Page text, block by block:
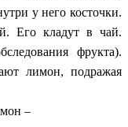
у него косточки.
Его кладут в чай.
фрукта).
лимон, подражая
–